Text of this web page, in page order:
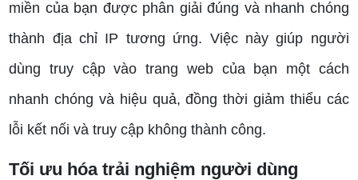
miền của bạn được phân giải đúng và nhanh chóng
thành địa chỉ IP tương ứng. Việc này giúp người
dùng truy cập vào trang web của bạn một cách
nhanh chóng và hiệu quả, đồng thời giảm thiểu các
lỗi kết nối và truy cập không thành công.
Tối ưu hóa trải nghiệm người dùng